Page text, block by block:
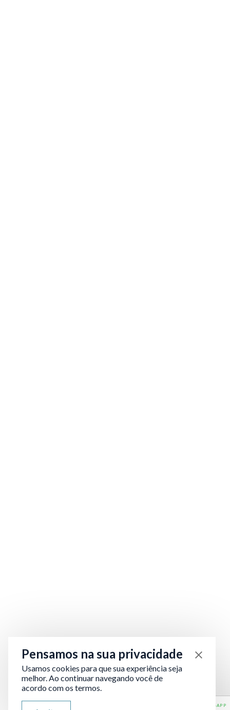
ATENDIMENTO VIA WHATSAPP
Pensamos na sua privacidade
Usamos cookies para que sua experiência seja
melhor. Ao continuar navegando você de
acordo com os termos.